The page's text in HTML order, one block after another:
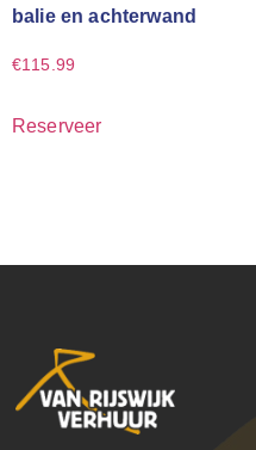
balie en achterwand
€115.99
Reserveer